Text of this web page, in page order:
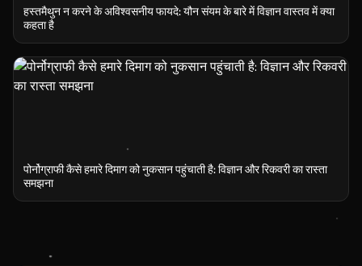
हस्तमैथुन न करने के अविश्वसनीय फायदे: यौन संयम के बारे में विज्ञान वास्तव में क्या
कहता है
पोर्नोग्राफी कैसे हमारे दिमाग को नुकसान पहुंचाती है: विज्ञान और रिकवरी का रास्ता
समझना